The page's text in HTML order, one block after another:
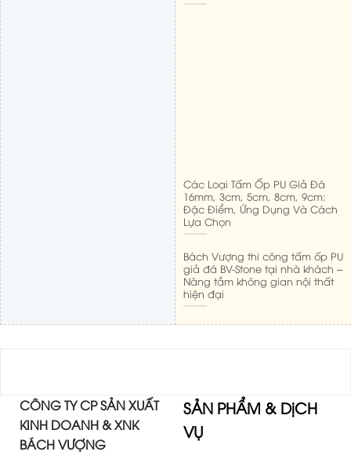
Các Loại Tấm Ốp PU Giả Đá
16mm, 3cm, 5cm, 8cm, 9cm:
Đặc Điểm, Ứng Dụng Và Cách
Lựa Chọn
Bách Vượng thi công tấm ốp PU
giả đá BV-Stone tại nhà khách –
Nâng tầm không gian nội thất
hiện đại
CÔNG TY CP SẢN XUẤT
KINH DOANH & XNK
BÁCH VƯỢNG
SẢN PHẨM & DịCH
VỤ